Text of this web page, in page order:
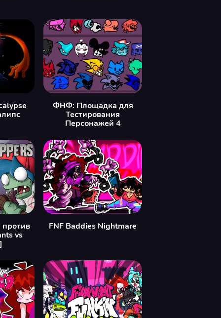
ФНФ: Площадка для
Тестирования
Персонажей 4
vs
FNF Baddies Nightmare